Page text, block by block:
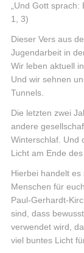
„Und Gott sprach:
1, 3)
Dieser Vers aus
Jugendarbeit in
Wir leben aktuell
Und wir sehnen
Tunnels.
Die letzten zwei
andere
Winterschlaf. Und
Licht am Ende
Hierbei handelt
Menschen für
Paul-Gerhardt-
sind, dass
verwendet wird,
viel buntes Licht